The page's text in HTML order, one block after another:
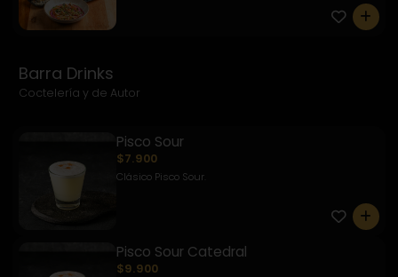
0
Barra Drinks
Coctelería y de Autor
Pisco Sour
$7.900
Clásico Pisco Sour.
0
Pisco Sour Catedral
$9.900